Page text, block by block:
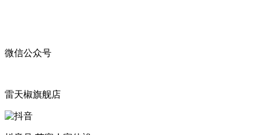
微信公众号
雷天椒旗舰店